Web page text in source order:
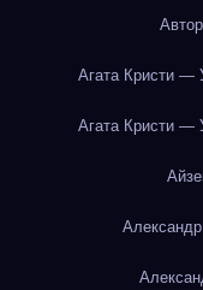
Агата Кристи —
Агата Кристи —